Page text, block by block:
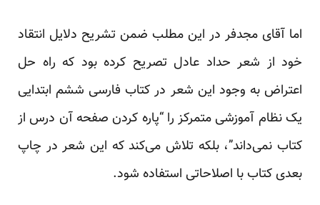
اما آقای مجدفر در این مطلب ضمن تشریح دلایل انتقاد
خود از شعر حداد عادل تصریح کرده بود که راه حل
اعتراض به وجود این شعر در کتاب فارسی ششم ابتدایی
یک نظام آموزشی متمرکز را “پاره کردن صفحه‌ آن درس از
کتاب نمی‌داند”، بلکه تلاش می‌کند که این شعر در چاپ
بعدی کتاب با اصلاحاتی استفاده شود.